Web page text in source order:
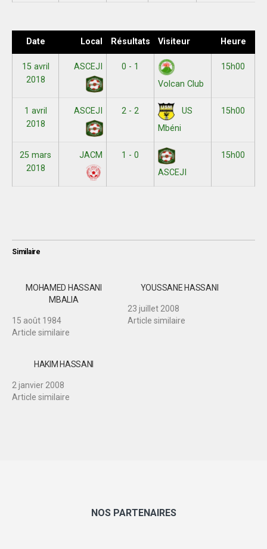
Date Local Résultats Visiteur Heure
15 avril
2018
ASCEJI
0 - 1
Volcan Club
15h00
1 avril
2018
ASCEJI 2 - 2
US
Mbéni
15h00
25 mars
2018
JACM
1 - 0
ASCEJI
15h00
Similaire
MOHAMED HASSANI
MBALIA
15 août 1984
Article similaire
YOUSSANE HASSANI
23 juillet 2008
Article similaire
HAKIM HASSANI
2 janvier 2008
Article similaire
NOS PARTENAIRES